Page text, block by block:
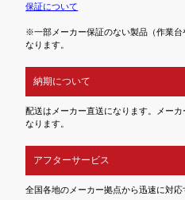
保証について
※一部メーカー保証のない製品（作業台
なります。
納期について
配送はメーカー直送になります。メー
なります。
アフターサービス
全国各地のメーカー拠点から迅速に対応